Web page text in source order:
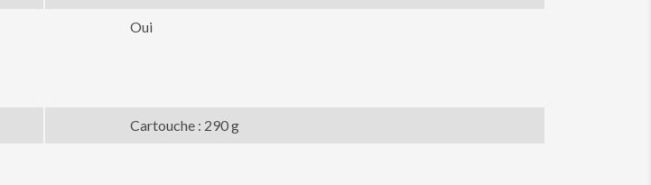
Oui
Cartouche : 290 g